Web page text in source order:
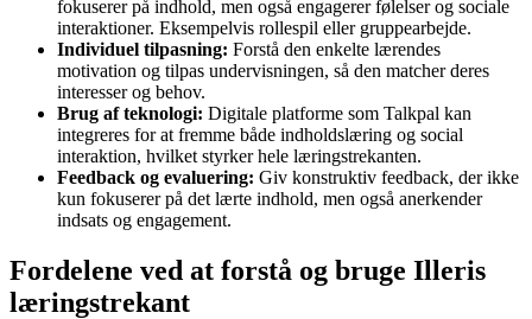
fokuserer på indhold, men også engagerer følelser og sociale
interaktioner. Eksempelvis rollespil eller gruppearbejde.
Individuel tilpasning: Forstå den enkelte lærendes
motivation og tilpas undervisningen, så den matcher deres
interesser og behov.
Brug af teknologi: Digitale platforme som Talkpal kan
integreres for at fremme både indholdslæring og social
interaktion, hvilket styrker hele læringstrekanten.
Feedback og evaluering: Giv konstruktiv feedback, der ikke
kun fokuserer på det lærte indhold, men også anerkender
indsats og engagement.
Fordelene ved at forstå og bruge Illeris
læringstrekant